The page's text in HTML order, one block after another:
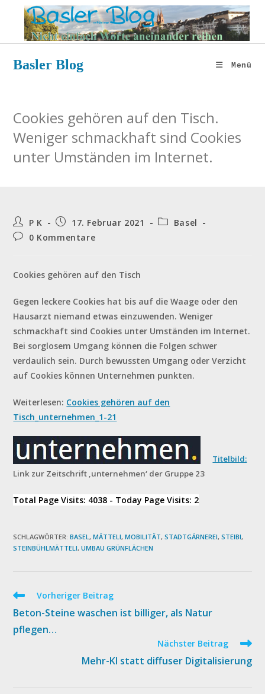
springen
Basler Blog Menü
Cookies gehören auf den Tisch.
Weniger schmackhaft sind Cookies
unter Umständen im Internet.
Beitrags-
Autor:
P K
Beitrag
veröffentlicht:
17. Februar 2021
Beitrags-
Basel
Beitrags-
0 Kommentare
Cookies gehören auf den Tisch
Gegen leckere Cookies hat bis auf die Waage oder den
Hausarzt niemand etwas einzuwenden. Weniger
schmackhaft sind Cookies unter Umständen im Internet.
Bei sorglosem Umgang können die Folgen schwer
verdaulich sein. Durch bewussten Umgang oder Verzicht
auf Cookies können Unternehmen punkten.
Weiterlesen: Cookies gehören auf den
Tisch_unternehmen_1-21
Titelbild:
Link zur Zeitschrift ‚unternehmen‘ der Gruppe 23
Total Page Visits: 4038 - Today Page Visits: 2
SCHLAGWÖRTER:BASEL , MÄTTELI, MOBILITÄT, STADTGÄRNEREI, STEIBI,
STEINBÜHLMÄTTELI, UMBAU GRÜNFLÄCHEN
Weitere
ansehen
Vorheriger Beitrag
Beton-Steine waschen ist billiger, als Natur
pflegen…
Nächster Beitrag
Mehr-KI statt diffuser Digitalisierung